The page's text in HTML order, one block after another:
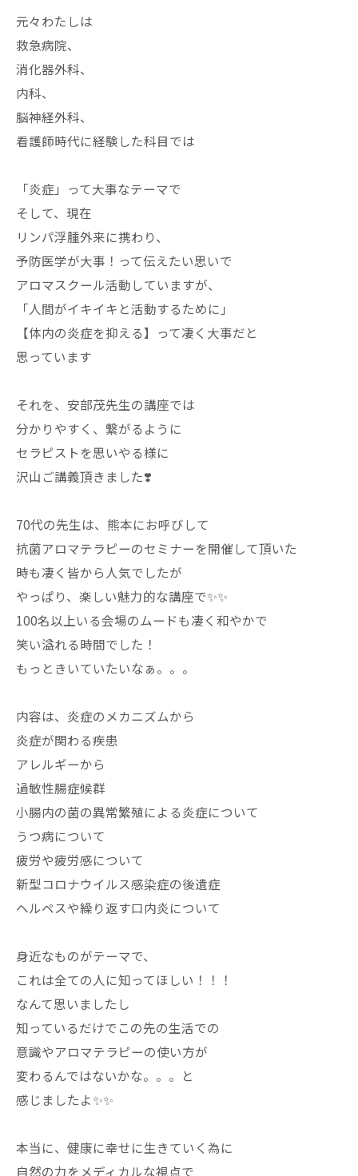
元々わたしは
救急病院、
消化器外科、
内科、
脳神経外科、
看護師時代に経験した科目では
「炎症」って大事なテーマで
そして、現在
リンパ浮腫外来に携わり、
予防医学が大事！って伝えたい思いで
アロマスクール活動していますが、
「人間がイキイキと活動するために」
【体内の炎症を抑える】って凄く大事だと
思っています
それを、安部茂先生の講座では
分かりやすく、繋がるように
セラピストを思いやる様に
沢山ご講義頂きました❣️
70代の先生は、熊本にお呼びして
抗菌アロマテラピーのセミナーを開催して頂いた
時も凄く皆から人気でしたが
やっぱり、楽しい魅力的な講座で✨✨
100名以上いる会場のムードも凄く和やかで
笑い溢れる時間でした！
もっときいていたいなぁ。。。
内容は、炎症のメカニズムから
炎症が関わる疾患
アレルギーから
過敏性腸症候群
小腸内の菌の異常繁殖による炎症について
うつ病について
疲労や疲労感について
新型コロナウイルス感染症の後遺症
ヘルペスや繰り返す口内炎について
身近なものがテーマで、
これは全ての人に知ってほしい！！！
なんて思いましたし
知っているだけでこの先の生活での
意識やアロマテラピーの使い方が
変わるんではないかな。。。と
感じましたよ✨✨
本当に、健康に幸せに生きていく為に
自然の力をメディカルな視点で